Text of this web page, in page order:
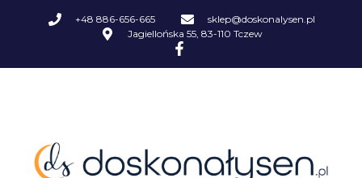
+48 886-656-665
sklep@doskonalysen.pl
Jagiellońska 55, 83-110 Tczew